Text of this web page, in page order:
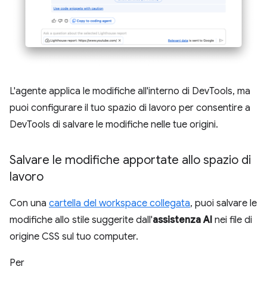
L'agente applica le modifiche all'interno di DevTools, ma
puoi configurare il tuo spazio di lavoro per consentire a
DevTools di salvare le modifiche nelle tue origini.
Salvare le modifiche apportate allo spazio di
lavoro
Con una cartella del workspace collegata, puoi salvare le
modifiche allo stile suggerite dall'assistenza AI nei file di
origine CSS sul tuo computer.
Per